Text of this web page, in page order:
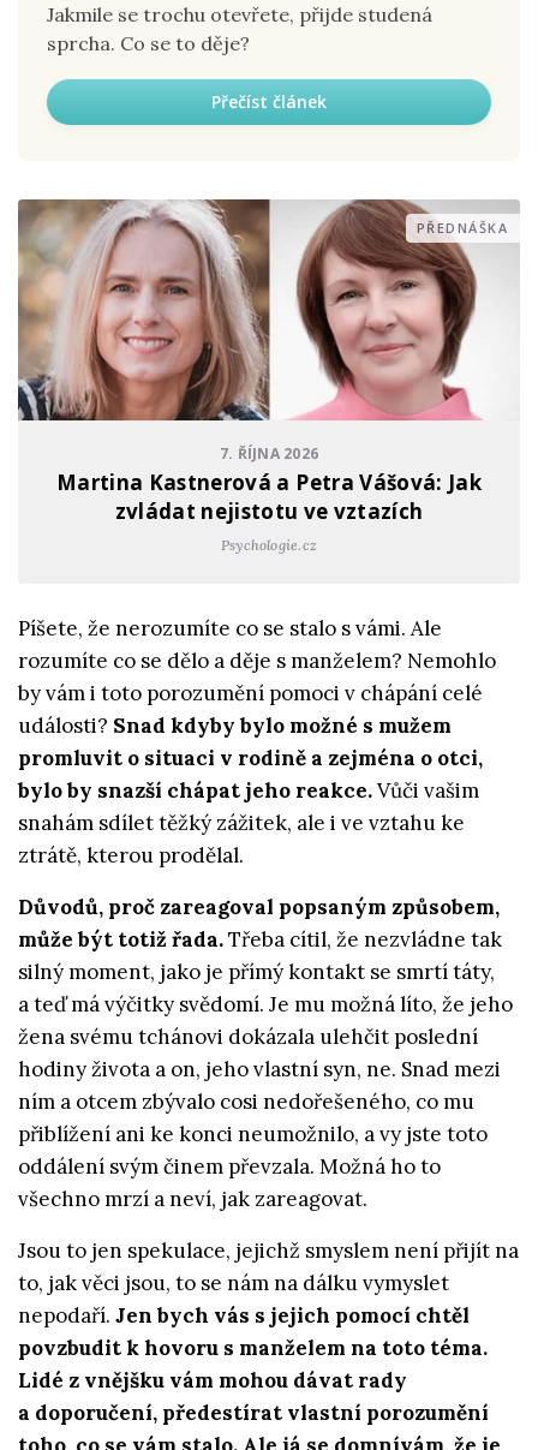
Jakmile se trochu otevřete, přijde studená
sprcha. Co se to děje?
Přečíst článek
PŘEDNÁŠKA
7. ŘÍJNA 2026
Martina Kastnerová a Petra Vášová: Jak
zvládat nejistotu ve vztazích
Psychologie.cz
Píšete, že nerozumíte co se stalo s vámi. Ale
rozumíte co se dělo a děje s manželem? Nemohlo
by vám i toto porozumění pomoci v chápání celé
události? Snad kdyby bylo možné s mužem
promluvit o situaci v rodině a zejména o otci,
bylo by snazší chápat jeho reakce.Vůči vašim
snahám sdílet těžký zážitek, ale i ve vztahu ke
ztrátě, kterou prodělal.
Důvodů, proč zareagoval popsaným způsobem,
může být totiž řada.Třeba cítil, že nezvládne tak
silný moment, jako je přímý kontakt se smrtí táty,
a teď má výčitky svědomí. Je mu možná líto, že jeho
žena svému tchánovi dokázala ulehčit poslední
hodiny života a on, jeho vlastní syn, ne. Snad mezi
ním a otcem zbývalo cosi nedořešeného, co mu
přiblížení ani ke konci neumožnilo, a vy jste toto
oddálení svým činem převzala. Možná ho to
všechno mrzí a neví, jak zareagovat.
Jsou to jen spekulace, jejichž smyslem není přijít na
to, jak věci jsou, to se nám na dálku vymyslet
nepodaří. Jen bych vás s jejich pomocí chtěl
povzbudit k hovoru s manželem na toto téma.
Lidé z vnějšku vám mohou dávat rady
a doporučení, předestírat vlastní porozumění